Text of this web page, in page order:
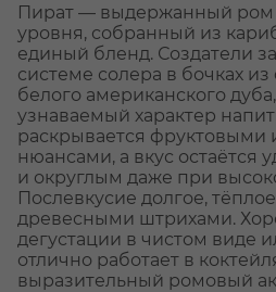
Пират — выдержанный ром
уровня, собранный из
единый бленд. Создатели
системе солера в бочках
белого американского
узнаваемый характер
раскрывается
нюансами, а вкус остаётся
и округлым даже при
Послевкусие долгое,
древесными штрихами.
дегустации в чистом виде
отлично работает в
выразительный ромовый